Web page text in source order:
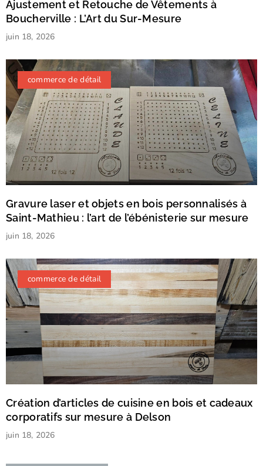
Ajustement et Retouche de Vêtements à
Boucherville : L’Art du Sur-Mesure
juin 18, 2026
commerce de détail
Gravure laser et objets en bois personnalisés à
Saint-Mathieu : l’art de l’ébénisterie sur mesure
juin 18, 2026
commerce de détail
Création d’articles de cuisine en bois et cadeaux
corporatifs sur mesure à Delson
juin 18, 2026